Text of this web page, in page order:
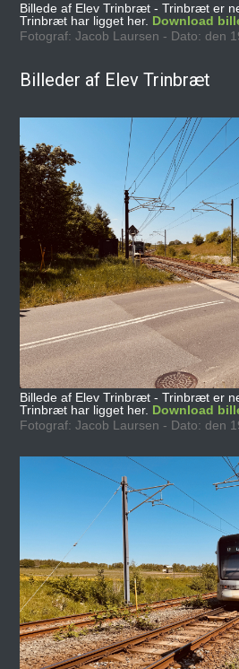
Billede af Elev Trinbræt - Trinbræt er
Trinbræt har ligget her. Download
Fotograf: Jacob Laursen - Dato: den
Billeder af Elev Trinbræt
Billede af Elev Trinbræt - Trinbræt er
Trinbræt har ligget her. Download
Fotograf: Jacob Laursen - Dato: den